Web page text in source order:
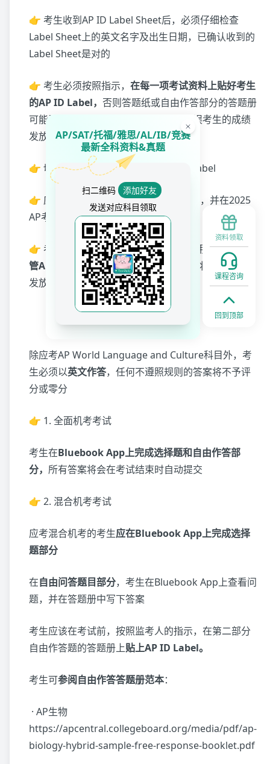
👉 考生收到AP ID Label Sheet后，必须仔细检查
Label Sheet上的英文名字及出生日期，已确认收到的
Label Sheet是对的
👉 考生必须按照指示， 在每一项考试资料上贴好考生
的AP ID Label， 否则答题纸或自由作答部分的答题册
可能无法和考生考试资料配对，从而延误考生的成绩
发放或影响成绩
👉 切勿切勿使用他人的AP ID及AP ID Label
👉 应妥善保管自己的AP ID Label Sheet，并在2025
AP考试期间携带应考
👉 考生的AP ID可供当年所有AP考试使用，应妥善保
管AP ID Label Sheet，切勿丢失
，否则将延误成绩
发放
填写答题册注意事项
除应考AP World Language and Culture科目外，考
生必须以英文作答，任何不遵照规则的答案将不予评
分或零分
👉 1. 全面机考考试
考生在Bluebook App上完成选择题和自由作答部
分， 所有答案将会在考试结束时自动提交
👉 2. 混合机考考试
应考混合机考的考生应在Bluebook App上完成选择
题部分
在自由问答题目部分，考生在Bluebook App上查看问
题，并在答题册中写下答案
考生应该在考试前，按照监考人的指示，在第二部分
自由作答题的答题册上贴上AP ID Label。
考生可参阅自由作答答题册范本：
· AP生物
https://apcentral.collegeboard.org/media/pdf/ap-
biology-hybrid-sample-free-response-booklet.pdf
资料领取
课程咨询
回到顶部
AP/SAT/托福/雅思/AL/IB/竞赛
最新全科资料&真题
扫二维码
添加好友
发送对应科目领取